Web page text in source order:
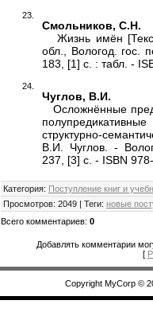
Смольников, С.Н.
Жизнь имён
обл., Вологод. гос.
183, [1] с. : табл. -
Чуглов, В.И.
Осложнённые
структурно-
В.И. Чуглов. -
237, [3] с. - ISBN
Категория: Поступление книг и
Просмотров: 2049 | Теги: новые
Всего комментариев: 0
Добавлять комментарии
[
Copyright MyCorp ©